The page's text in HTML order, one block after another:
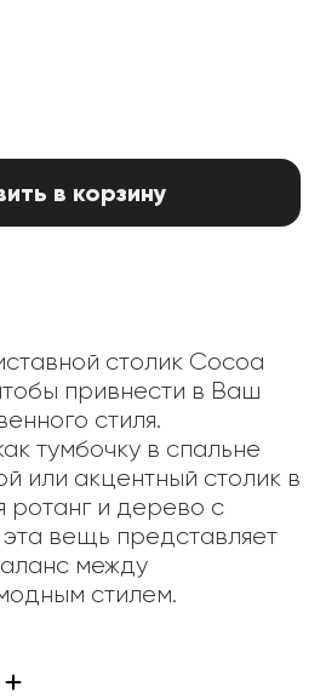
в корзину
столик Cocoa
привнести в Ваш
стиля.
тумбочку в спальне
или акцентный столик в
ротанг и дерево с
вещь представляет
между
стилем.